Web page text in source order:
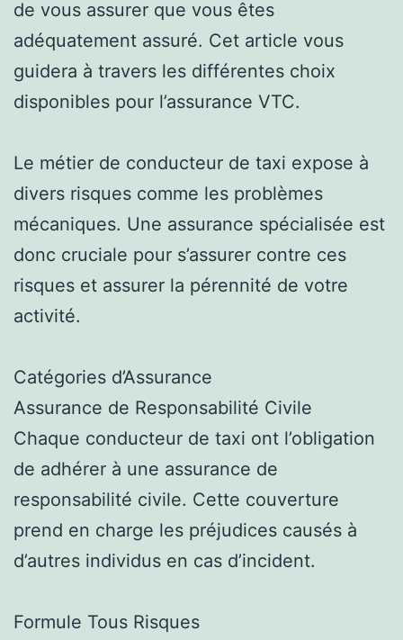
de vous assurer que vous êtes
adéquatement assuré. Cet article vous
guidera à travers les différentes choix
disponibles pour l’assurance VTC.
Le métier de conducteur de taxi expose à
divers risques comme les problèmes
mécaniques. Une assurance spécialisée est
donc cruciale pour s’assurer contre ces
risques et assurer la pérennité de votre
activité.
Catégories d’Assurance
Assurance de Responsabilité Civile
Chaque conducteur de taxi ont l’obligation
de adhérer à une assurance de
responsabilité civile. Cette couverture
prend en charge les préjudices causés à
d’autres individus en cas d’incident.
Formule Tous Risques